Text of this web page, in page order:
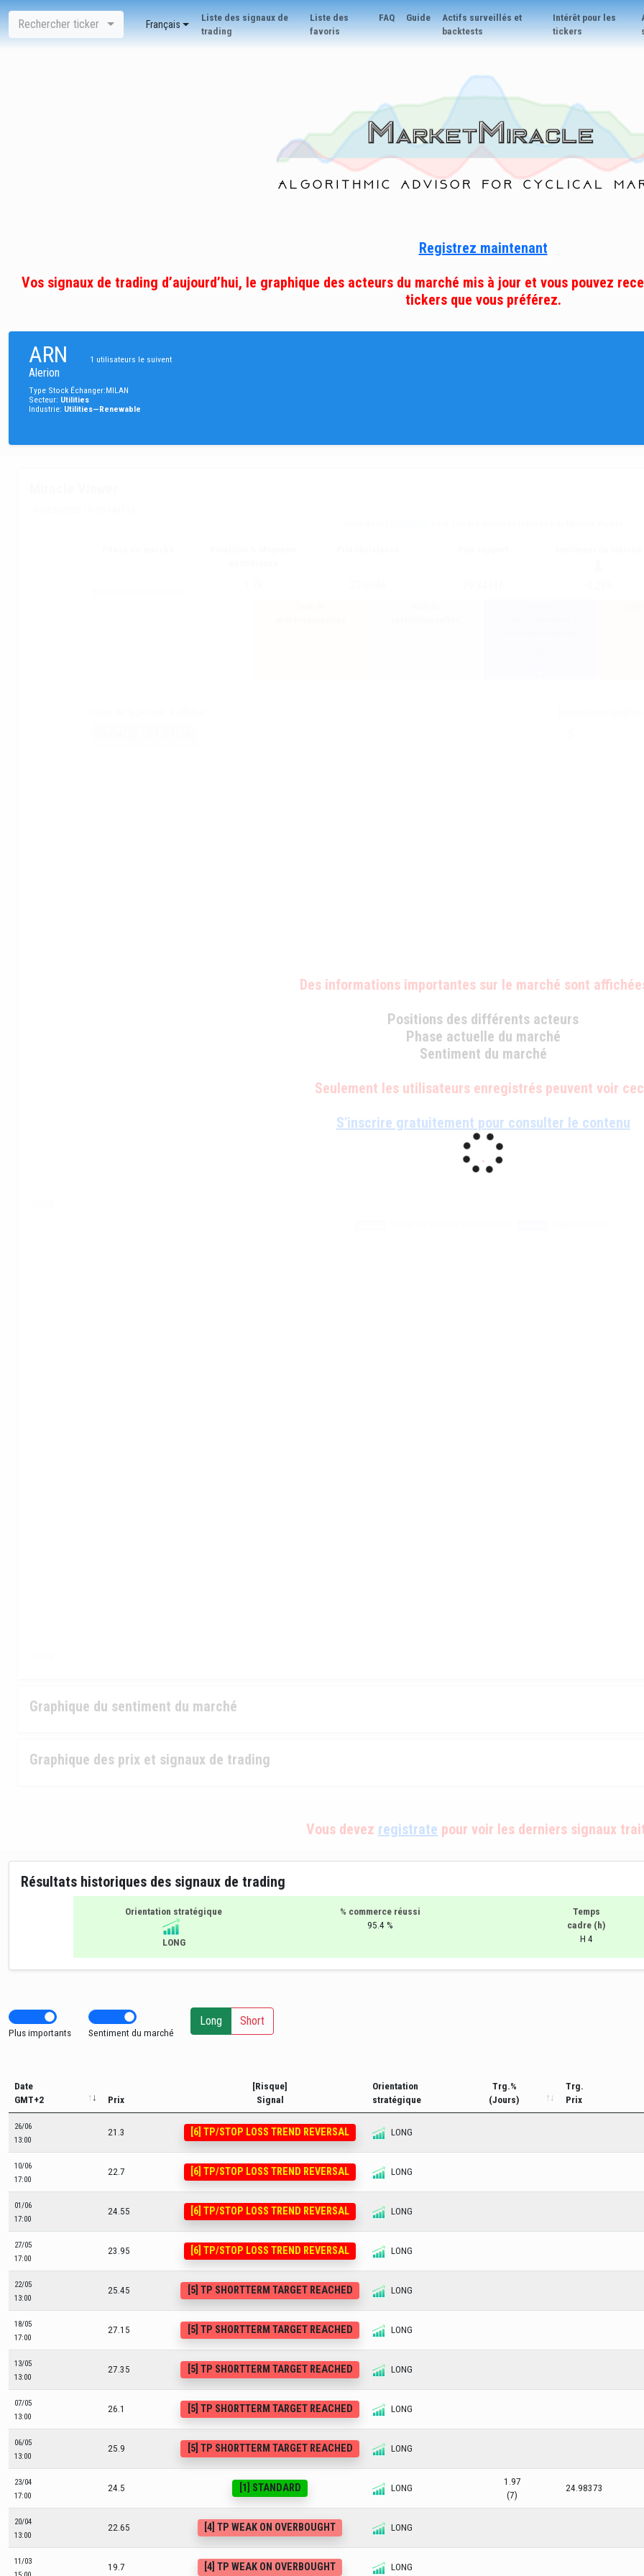
Rechercher ticker Français
Liste des signaux de
trading
Liste des
favoris
FAQ Guide
Actifs surveillés et
backtests
Intérêt pour les
tickers
Registrez maintenant
Vos signaux de trading d’aujourd’hui, le graphique des acteurs du marché mis à jour et vous pouvez
tickers que vous préférez.
ARN 1 utilisateurs le suivent
Alerion
Type Stock Échanger:MILAN
Secteur: Utilities
Industrie: Utilities—Renewable
Des informations importantes sur le marché sont
Positions des différents acteurs
Phase actuelle du marché
Sentiment du marché
Seulement les utilisateurs enregistrés peuvent voir
S'inscrire gratuitement pour consulter le contenu
.
Graphique du sentiment du marché
Graphique des prix et signaux de trading
Vous devez registrate pour voir les derniers signaux
Résultats historiques des signaux de trading
Orientation stratégique
LONG
% commerce réussi
95.4 %
Temps
cadre (h)
H 4
Plus importants Sentiment du marché
Long Short
Date
GMT+2
Prix
[Risque]
Signal
Orientation
stratégique
Trg.%
(Jours)
Trg.
Prix
26/06
13:00
21.3 [6] TP/STOP LOSS TREND REVERSAL LONG
10/06
17:00
22.7 [6] TP/STOP LOSS TREND REVERSAL LONG
01/06
17:00
24.55 [6] TP/STOP LOSS TREND REVERSAL LONG
27/05
17:00
23.95 [6] TP/STOP LOSS TREND REVERSAL LONG
22/05
13:00
25.45 [5] TP SHORTTERM TARGET REACHED LONG
18/05
17:00
27.15 [5] TP SHORTTERM TARGET REACHED LONG
13/05
13:00
27.35 [5] TP SHORTTERM TARGET REACHED LONG
07/05
13:00
26.1 [5] TP SHORTTERM TARGET REACHED LONG
06/05
13:00
25.9 [5] TP SHORTTERM TARGET REACHED LONG
23/04
17:00
24.5 [1] STANDARD LONG
1.97
(7)
24.98373
20/04
13:00
22.65 [4] TP WEAK ON OVERBOUGHT LONG
11/03
19.7 [4] TP WEAK ON OVERBOUGHT LONG